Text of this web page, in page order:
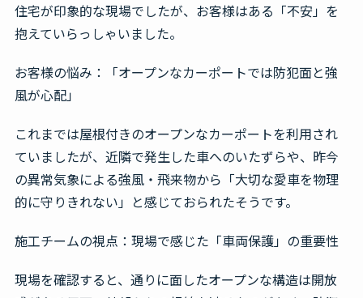
住宅が印象的な現場でしたが、お客様はある「不安」を
抱えていらっしゃいました。
お客様の悩み：「オープンなカーポートでは防犯面と強
風が心配」
これまでは屋根付きのオープンなカーポートを利用され
ていましたが、近隣で発生した車へのいたずらや、昨今
の異常気象による強風・飛来物から「大切な愛車を物理
的に守りきれない」と感じておられたそうです。
施工チームの視点：現場で感じた「車両保護」の重要性
現場を確認すると、通りに面したオープンな構造は開放